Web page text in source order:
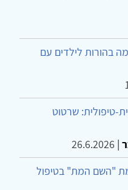
בהורות לילדים עם
טיפולית: שרטוט
|
26.6.2026
"השם המת" בטיפול